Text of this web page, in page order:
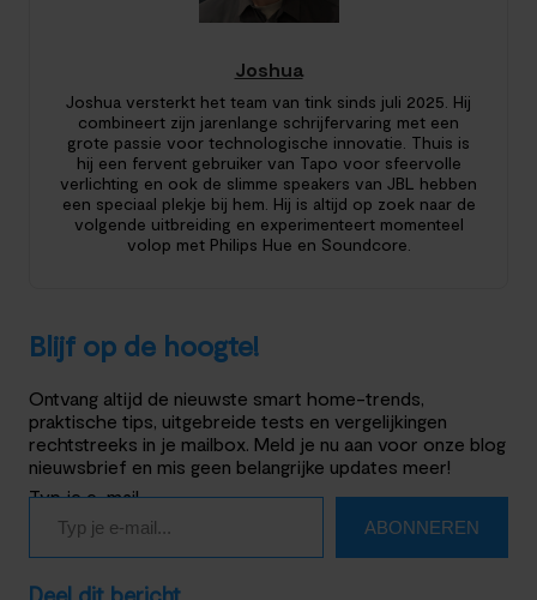
Joshua
Joshua versterkt het team van tink sinds juli 2025. Hij
combineert zijn jarenlange schrijfervaring met een
grote passie voor technologische innovatie. Thuis is
hij een fervent gebruiker van Tapo voor sfeervolle
verlichting en ook de slimme speakers van JBL hebben
een speciaal plekje bij hem. Hij is altijd op zoek naar de
volgende uitbreiding en experimenteert momenteel
volop met Philips Hue en Soundcore.
Blijf op de hoogte!
Ontvang altijd de nieuwste smart home-trends,
praktische tips, uitgebreide tests en vergelijkingen
rechtstreeks in je mailbox. Meld je nu aan voor onze blog
nieuwsbrief en mis geen belangrijke updates meer!
Typ je e-mail…
ABONNEREN